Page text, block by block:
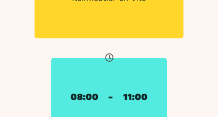
08:00 - 11:00